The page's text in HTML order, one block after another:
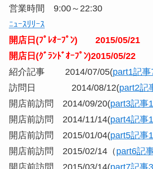
営業時間 9:00～22:30
ﾆｭｰｽﾘﾘｰｽ
開店日(ﾌﾟﾚｵｰﾌﾟﾝ) 2015/05/21
開店日(ｸﾞﾗﾝﾄﾞｵｰﾌﾟﾝ)2015/05/22
紹介記事 2014/07/05(part1記事
訪問日 2014/08/12(part2記
開店前訪問 2014/09/20(part3記事
開店前訪問 2014/11/14(part4記事
開店前訪問 2015/01/04(part5記事
開店前訪問 2015/02/14（ part6記
開店前訪問 2015/03/14(part7記事